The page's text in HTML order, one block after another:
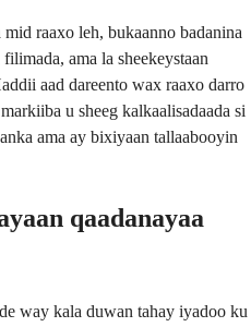
raaxo leh, bukaanno badanina
ama la sheekeystaan
aad dareento wax raaxo darro
u sheeg kalkaalisadaada si
ama ay bixiyaan tallaabooyin
qaadanayaa
way kala duwan tahay iyadoo ku